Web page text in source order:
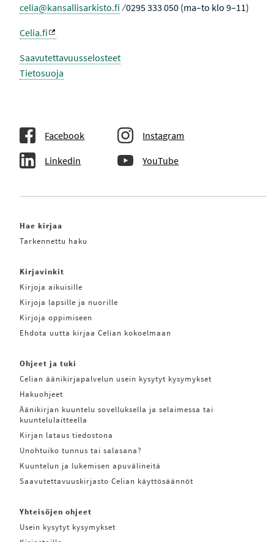
celia@kansallisarkisto.fi ⁄ 0295 333 050 (ma–to klo 9–11)
Celia.fi
Saavutettavuusselosteet
Tietosuoja
Facebook Instagram
Linkedin YouTube
Hae kirjaa
Tarkennettu haku
Kirjavinkit
Kirjoja aikuisille
Kirjoja lapsille ja nuorille
Kirjoja oppimiseen
Ehdota uutta kirjaa Celian kokoelmaan
Ohjeet ja tuki
Celian äänikirjapalvelun usein kysytyt kysymykset
Hakuohjeet
Äänikirjan kuuntelu sovelluksella ja selaimessa tai
kuuntelulaitteella
Kirjan lataus tiedostona
Unohtuiko tunnus tai salasana?
Kuuntelun ja lukemisen apuvälineitä
Saavutettavuuskirjasto Celian käyttösäännöt
Yhteisöjen ohjeet
Usein kysytyt kysymykset